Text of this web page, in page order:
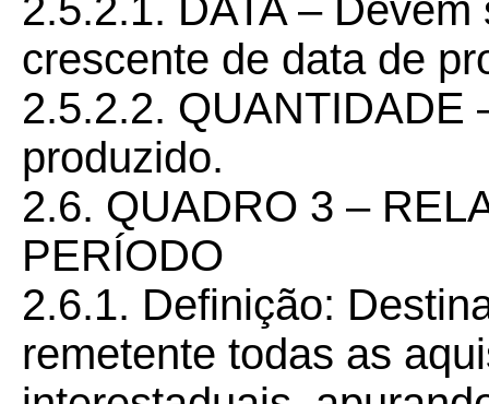
2.5.2.1. DATA –
crescente de data de
2.5.2.2. QUANTIDADE
produzido.
2.6. QUADRO 3 –
PERÍODO
2.6.1. Definição:
remetente todas as